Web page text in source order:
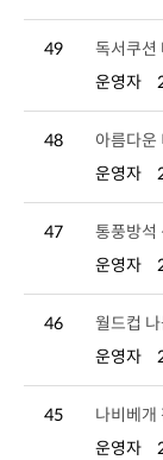
49
독서쿠션
운영자
48
아름다운
운영자
47
통풍방석
운영자
46
월드컵
운영자
45
나비베개
운영자